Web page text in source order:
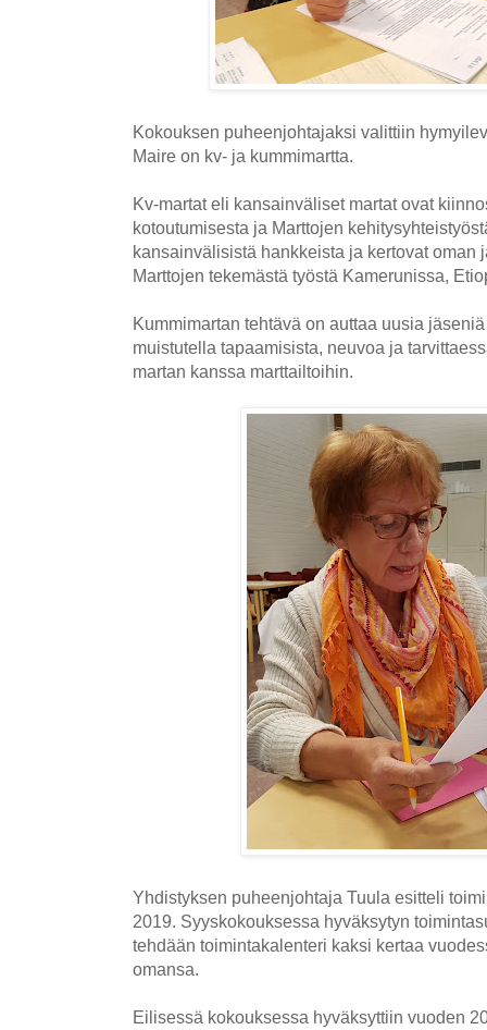
Kokouksen puheenjohtajaksi valittiin
Maire on kv- ja kummimartta.
Kv-martat eli kansainväliset martat ovat
kotoutumisesta ja Marttojen
kansainvälisistä hankkeista ja kertovat oman
Marttojen tekemästä työstä Kamerunissa,
Kummimartan tehtävä on auttaa uusia
muistutella tapaamisista, neuvoa ja
martan kanssa marttailtoihin.
Yhdistyksen puheenjohtaja Tuula esitteli
2019. Syyskokouksessa hyväksytyn
tehdään toimintakalenteri kaksi kertaa
omansa.
Eilisessä kokouksessa hyväksyttiin vuoden